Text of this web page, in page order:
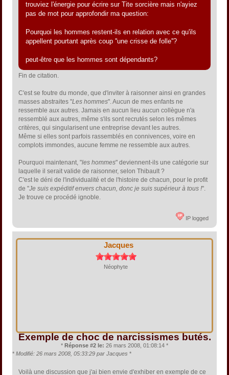
trouviez l'énergie pour écrire sur Tite sorcière mais n'ayiez
pas de mot pour approfondir ma question:
Pourquoi les hommes restent-ils en relation avec ce qu'ils
appellent pourtant après coup ''une crisse de folle''?
peut-être que les hommes sont dépendants?
Fin de citation.
C'est se foutre du monde, que d'inviter à raisonner ainsi en grandes
masses abstraites "Les hommes". Aucun de mes enfants ne
ressemble aux autres. Jamais en aucun lieu aucun collègue n'a
ressemblé aux autres, même s'ils sont recrutés selon les mêmes
critères, qui singularisent une entreprise devant les autres.
Même si elles sont parfois rassemblés en connivences, voire en
complots immondes, aucune femme ne ressemble aux autres.
Pourquoi maintenant, "les hommes" deviennent-ils une catégorie sur
laquelle il serait valide de raisonner, selon Thibault ?
C'est le déni de l'individualité et de l'histoire de chacun, pour le profit
de "Je suis expéditif envers chacun, donc je suis supérieur à tous !".
Je trouve ce procédé ignoble.
IP logged
Jacques
Néophyte
Exemple de choc de narcissismes butés.
* Réponse #2 le: 26 mars 2008, 01:08:14 *
* Modifié: 26 mars 2008, 05:33:29 par Jacques *
Voilà une discussion que j'ai bien envie d'exhiber en exemple de ce